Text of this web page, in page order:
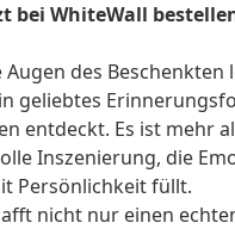
bei WhiteWall
Augen des Beschenkten
geliebtes
entdeckt. Es ist mehr
Inszenierung, die
Persönlichkeit füllt.
nicht nur einen